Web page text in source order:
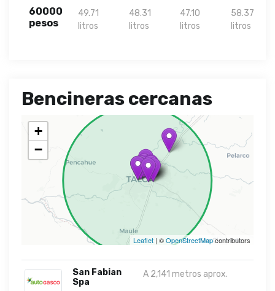
60000
pesos
49.71
litros
48.31
litros
47.10
litros
58.37
litros
Bencineras cercanas
+
−
Leaflet | ©OpenStreetMapcontributors
San Fabian
Spa
A 2,141 metros aprox.